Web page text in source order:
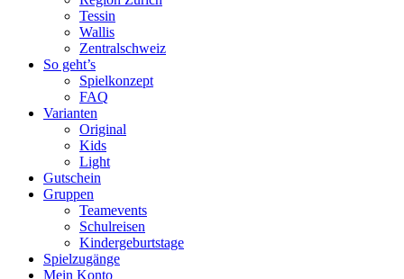
Tessin
Wallis
Zentralschweiz
So geht’s
Spielkonzept
FAQ
Varianten
Original
Kids
Light
Gutschein
Gruppen
Teamevents
Schulreisen
Kindergeburtstage
Spielzugänge
Mein Konto